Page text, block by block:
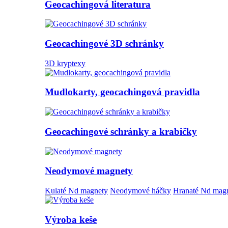
Geocachingová literatura
Geocachingové 3D schránky
3D kryptexy
Mudlokarty, geocachingová pravidla
Geocachingové schránky a krabičky
Neodymové magnety
Kulaté Nd magnety Neodymové háčky Hranaté Nd
Výroba keše